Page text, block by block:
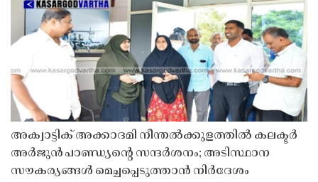
അക്വാട്ടിക് അക്കാദമി നീന്തൽക്കുളത്തിൽ കലക്ടർ
അർജുൻ പാണ്ഡ്യൻ്റെ സന്ദർശനം; അടിസ്ഥാന
സൗകര്യങ്ങൾ മെച്ചപ്പെടുത്താൻ നിർദേശം